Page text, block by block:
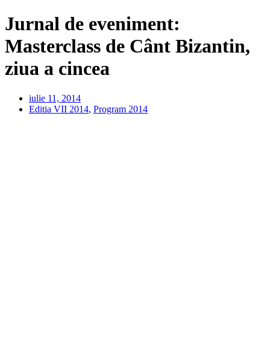
Jurnal de eveniment:
Masterclass de Cânt Bizantin,
ziua a cincea
iulie 11, 2014
Editia VII 2014, Program 2014